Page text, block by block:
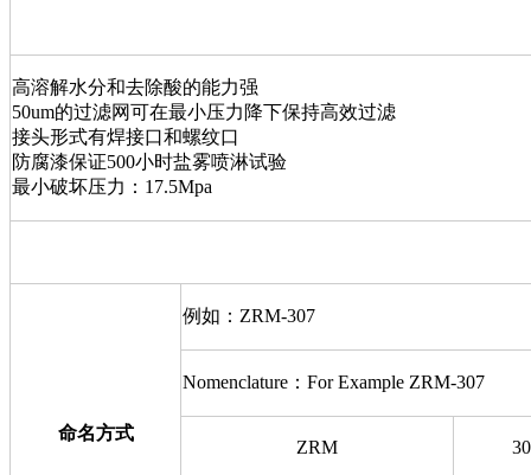
高溶解水分和去除酸的能力强
50um的过滤网可在最小压力降下保持高效过滤
接头形式有焊接口和螺纹口
防腐漆保证500小时盐雾喷淋试验
最小破坏压力：17.5Mpa
命名方式
例如：ZRM-307
Nomenclature：For Example ZRM-307
ZRM 30